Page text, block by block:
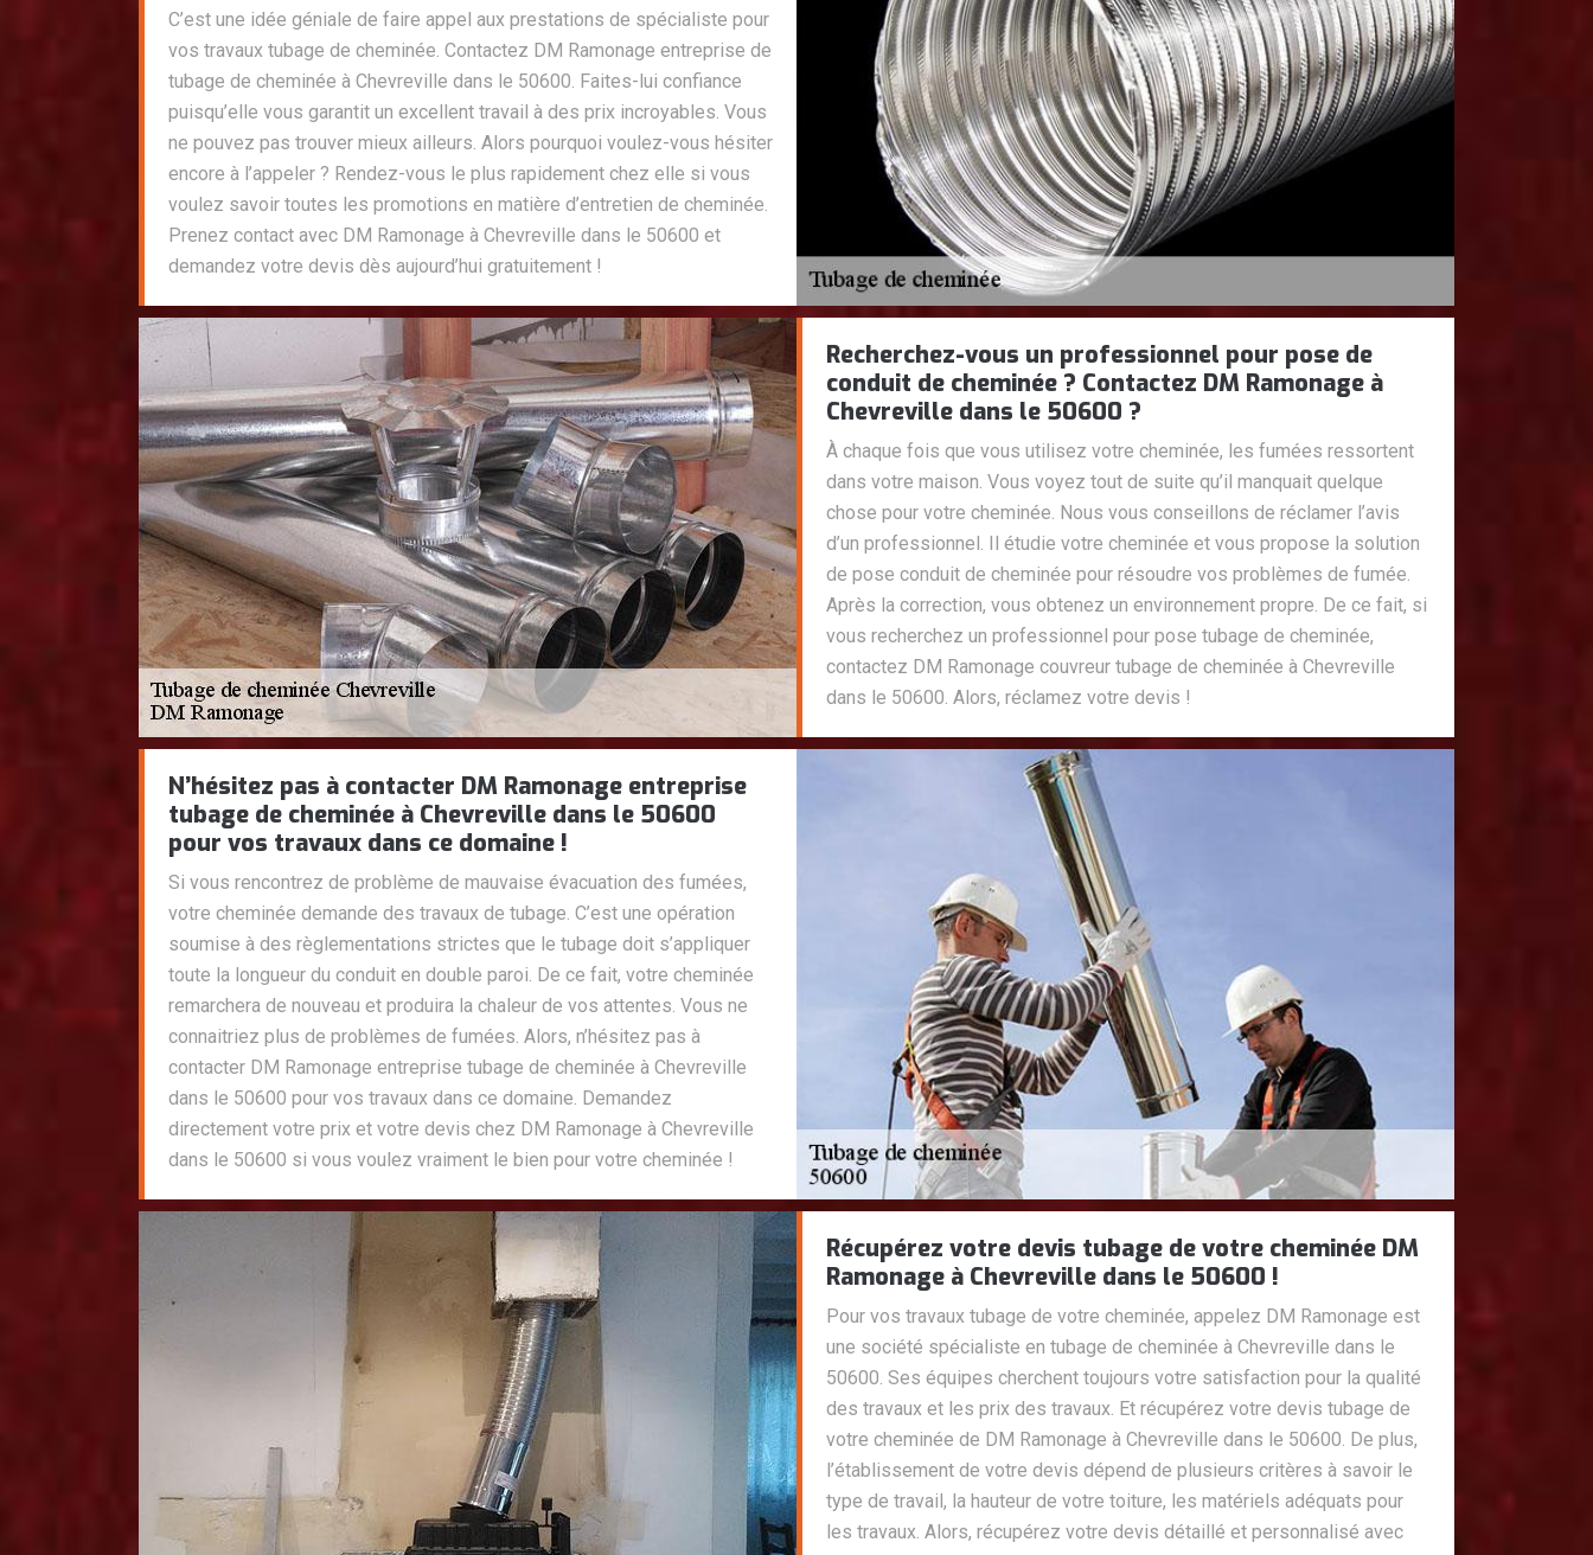
C’est une idée géniale de faire appel aux prestations de spécialiste pour
vos travaux tubage de cheminée. Contactez DM Ramonage entreprise de
tubage de cheminée à Chevreville dans le 50600. Faites-lui confiance
puisqu’elle vous garantit un excellent travail à des prix incroyables. Vous
ne pouvez pas trouver mieux ailleurs. Alors pourquoi voulez-vous hésiter
encore à l’appeler ? Rendez-vous le plus rapidement chez elle si vous
voulez savoir toutes les promotions en matière d’entretien de cheminée.
Prenez contact avec DM Ramonage à Chevreville dans le 50600 et
demandez votre devis dès aujourd’hui gratuitement !
Recherchez-vous un professionnel pour pose de
conduit de cheminée ? Contactez DM Ramonage à
Chevreville dans le 50600 ?
À chaque fois que vous utilisez votre cheminée, les fumées ressortent
dans votre maison. Vous voyez tout de suite qu’il manquait quelque
chose pour votre cheminée. Nous vous conseillons de réclamer l’avis
d’un professionnel. Il étudie votre cheminée et vous propose la solution
de pose conduit de cheminée pour résoudre vos problèmes de fumée.
Après la correction, vous obtenez un environnement propre. De ce fait, si
vous recherchez un professionnel pour pose tubage de cheminée,
contactez DM Ramonage couvreur tubage de cheminée à Chevreville
dans le 50600. Alors, réclamez votre devis !
N’hésitez pas à contacter DM Ramonage entreprise
tubage de cheminée à Chevreville dans le 50600
pour vos travaux dans ce domaine !
Si vous rencontrez de problème de mauvaise évacuation des fumées,
votre cheminée demande des travaux de tubage. C’est une opération
soumise à des règlementations strictes que le tubage doit s’appliquer
toute la longueur du conduit en double paroi. De ce fait, votre cheminée
remarchera de nouveau et produira la chaleur de vos attentes. Vous ne
connaitriez plus de problèmes de fumées. Alors, n’hésitez pas à
contacter DM Ramonage entreprise tubage de cheminée à Chevreville
dans le 50600 pour vos travaux dans ce domaine. Demandez
directement votre prix et votre devis chez DM Ramonage à Chevreville
dans le 50600 si vous voulez vraiment le bien pour votre cheminée !
Récupérez votre devis tubage de votre cheminée DM
Ramonage à Chevreville dans le 50600 !
Pour vos travaux tubage de votre cheminée, appelez DM Ramonage est
une société spécialiste en tubage de cheminée à Chevreville dans le
50600. Ses équipes cherchent toujours votre satisfaction pour la qualité
des travaux et les prix des travaux. Et récupérez votre devis tubage de
votre cheminée de DM Ramonage à Chevreville dans le 50600. De plus,
l’établissement de votre devis dépend de plusieurs critères à savoir le
type de travail, la hauteur de votre toiture, les matériels adéquats pour
les travaux. Alors, récupérez votre devis détaillé et personnalisé avec